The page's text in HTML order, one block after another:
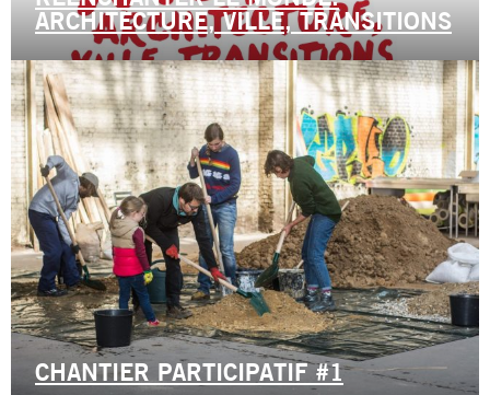
ARCHITECTURE, VILLE, TRANSITIONS
CHANTIER PARTICIPATIF #1